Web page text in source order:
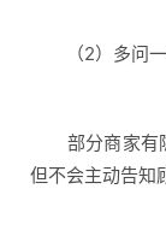
（2）多问一
部分商家有隐
但不会主动告知